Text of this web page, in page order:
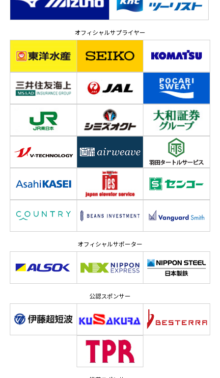
オフィシャルサプライヤー
オフィシャルサポーター
公認スポンサー